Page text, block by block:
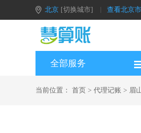
北京 [切换城市] 查看北京
全部服务
当前位置： 首页 > 代理记账 > 眉